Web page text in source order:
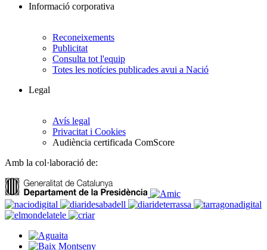
Informació corporativa
Reconeixements
Publicitat
Consulta tot l'equip
Totes les notícies publicades avui a Nació
Legal
Avís legal
Privacitat i Cookies
Audiència certificada ComScore
Amb la col·laboració de: